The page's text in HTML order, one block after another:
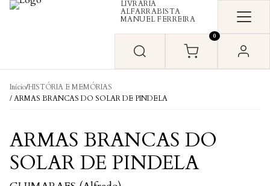
Skip to content
LIVRARIA
ALFARRABISTA
MANUEL FERREIRA
0
Início/HISTÓRIA E MEMÓRIAS
/ ARMAS BRANCAS DO SOLAR DE PINDELA
ARMAS BRANCAS DO
SOLAR DE PINDELA